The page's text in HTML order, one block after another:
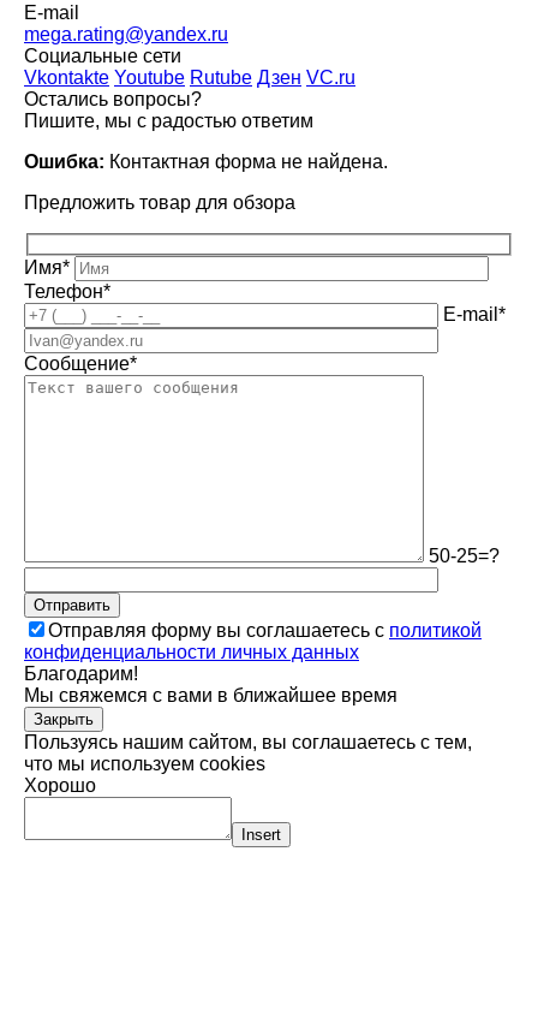
E-mail
mega.rating@yandex.ru
Социальные сети
Vkontakte Youtube Rutube Дзен VC.ru
Остались вопросы?
Пишите, мы с радостью ответим
Ошибка: Контактная форма не найдена.
Предложить товар для обзора
Имя*
Телефон*
E-mail*
Сообщение*
50-25=?
Отправить
Отправляя форму вы соглашаетесь с политикой
конфиденциальности личных данных
Благодарим!
Мы свяжемся с вами в ближайшее время
Закрыть
Пользуясь нашим сайтом, вы соглашаетесь с тем,
что мы используем cookies
Хорошо
Insert